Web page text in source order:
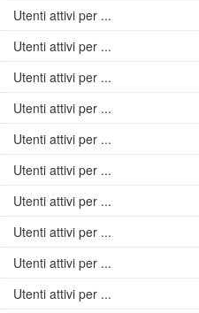
Utenti attivi per ...
Utenti attivi per ...
Utenti attivi per ...
Utenti attivi per ...
Utenti attivi per ...
Utenti attivi per ...
Utenti attivi per ...
Utenti attivi per ...
Utenti attivi per ...
Utenti attivi per ...